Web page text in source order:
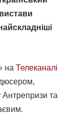
на Телеканалі
Антрепризи та